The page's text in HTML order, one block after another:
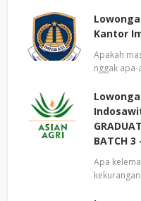
Kantor
Apakah
nggak apa-
BATCH 3
Apa